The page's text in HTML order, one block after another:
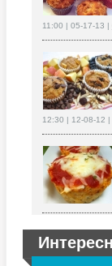
11:00 | 05-17-13 |
12:30 | 12-08-12 |